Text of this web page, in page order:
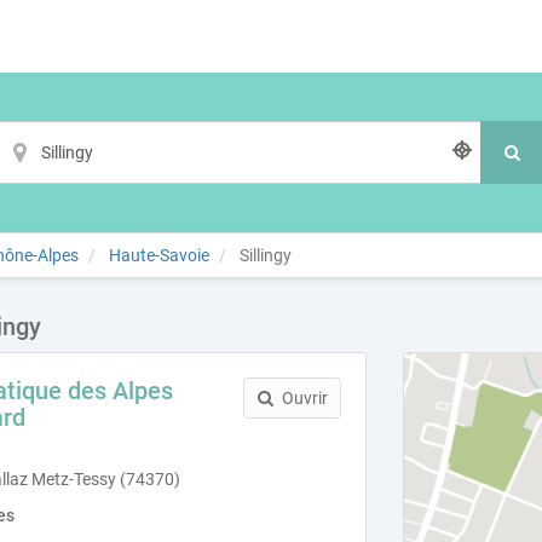
Alpes Haute-Savoie Sillingy
des Alpes
Metz-Tessy (74370)
Ouvrir